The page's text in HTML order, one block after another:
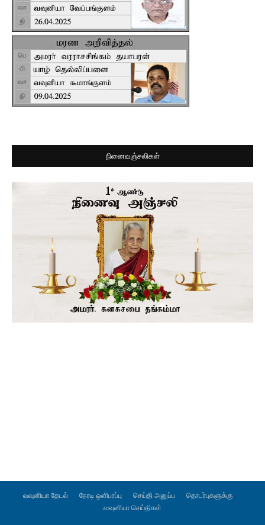
நினைவஞ்சலிகள்
வவுனியா தேடல் நேரடி ஒளிபரப்பு செய்தி அனுப்ப
தொடர்புகளுக்கு
வவுனியா செய்திகள்